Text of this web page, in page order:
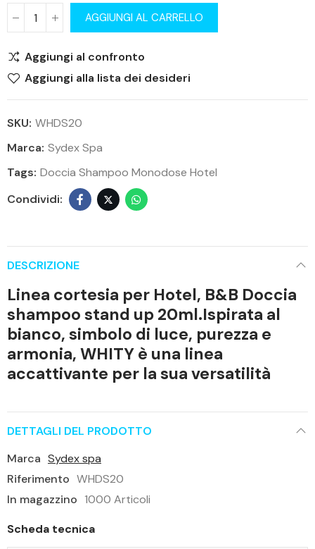
AGGIUNGI AL CARRELLO
Aggiungi al confronto
Aggiungi alla lista dei desideri
SKU: WHDS20
Marca: Sydex Spa
Tags: Doccia Shampoo Monodose Hotel
DESCRIZIONE
Linea cortesia per Hotel, B&B Doccia
shampoo stand up 20ml.Ispirata al
bianco, simbolo di luce, purezza e
armonia, WHITY è una linea
accattivante per la sua versatilità
DETTAGLI DEL PRODOTTO
Marca Sydex spa
Riferimento WHDS20
In magazzino 1000 Articoli
Scheda tecnica